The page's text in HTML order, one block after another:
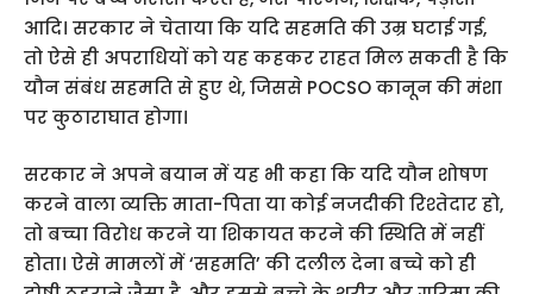
आदि। सरकार ने चेताया कि यदि सहमति की उम्र घटाई गई,
तो ऐसे ही अपराधियों को यह कहकर राहत मिल सकती है कि
यौन संबंध सहमति से हुए थे, जिससे POCSO कानून की मंशा
पर कुठाराघात होगा।
सरकार ने अपने बयान में यह भी कहा कि यदि यौन शोषण
करने वाला व्यक्ति माता-पिता या कोई नजदीकी रिश्तेदार हो,
तो बच्चा विरोध करने या शिकायत करने की स्थिति में नहीं
होता। ऐसे मामलों में ‘सहमति’ की दलील देना बच्चे को ही